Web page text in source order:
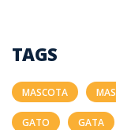
TAGS
MASCOTA
GATO GATA